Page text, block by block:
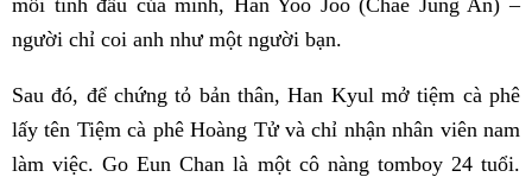
người chỉ coi anh như một người bạn.
Sau đó, để chứng tỏ bản thân, Han Kyul mở tiệm cà phê
lấy tên Tiệm cà phê Hoàng Tử và chỉ nhận nhân viên nam
làm việc. Go Eun Chan là một cô nàng tomboy 24 tuổi.